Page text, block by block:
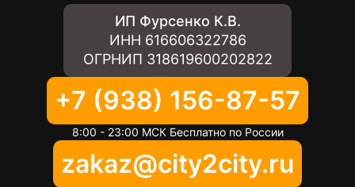
ИП Фурсенко К.В.
ИНН 616606322786
ОГРНИП 318619600202822
+7 (938) 156-87-57
8:00 - 23:00 МСК Бесплатно по России
zakaz@city2city.ru